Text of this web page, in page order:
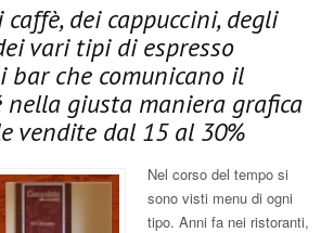
dei cappuccini, degli
vari tipi di espresso
bar che comunicano il
nella giusta maniera grafica
vendite dal 15 al 30%
Nel corso del tempo si
sono visti menu di ogni
tipo. Anni fa nei ristoranti,